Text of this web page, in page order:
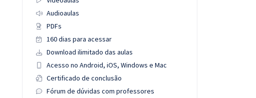
Audioaulas
PDFs
160 dias para acessar
Download ilimitado das aulas
Acesso no Android, iOS, Windows e Mac
Certificado de conclusão
Fórum de dúvidas com professores